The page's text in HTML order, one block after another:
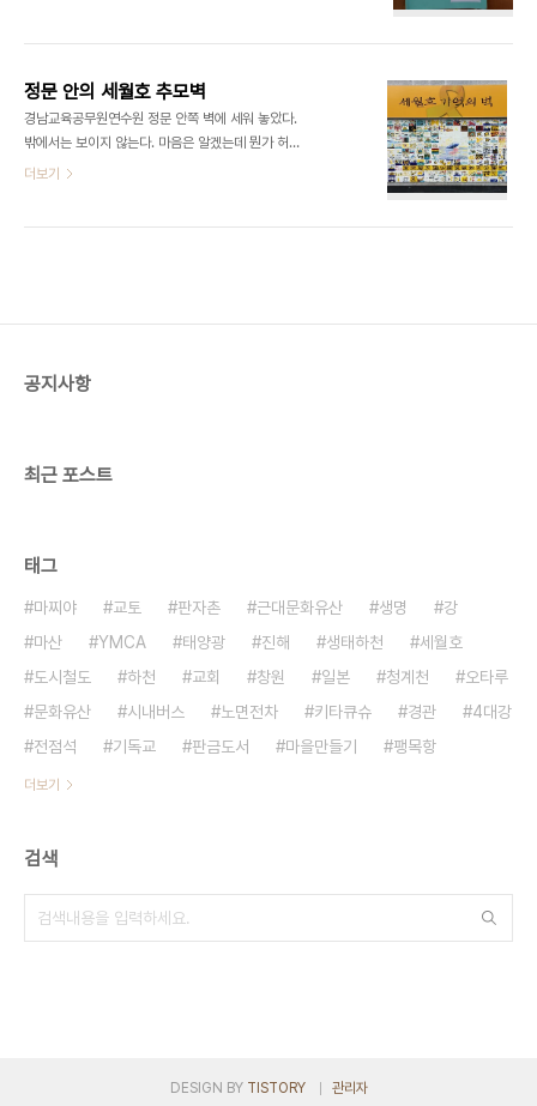
정문 안의 세월호 추모벽
경남교육공무원연수원 정문 안쪽 벽에 세워 놓았다.
밖에서는 보이지 않는다. 마음은 알겠는데 뭔가 허전
하다. 동네 주민도 원망스럽다. 참가한 선생님과 어린
더보기
공지사항
최근 포스트
태그
마찌야 교토 판자촌 근대문화유산 생명
강
마산
YMCA 태양광 진해 생태하천
세월호
도시철도
하천 교회 창원 일본 청계천
오타루
문화유산
시내버스 노면전차 키타큐슈 경관
4대강
전점석
기독교 판금도서 마을만들기 팽목항
더보기
검색
DESIGN BY TISTORY 관리자